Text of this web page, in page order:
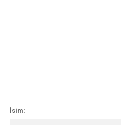
İsim: